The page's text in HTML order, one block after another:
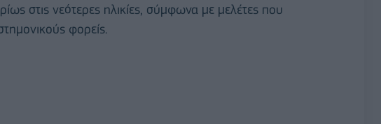
στις νεότερες ηλικίες, σύμφωνα με μελέτες που
φορείς.